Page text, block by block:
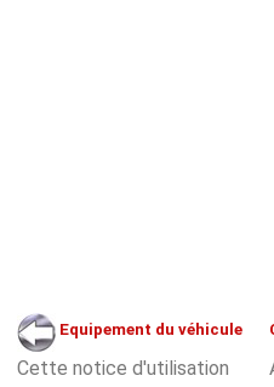
Equipement du véhicule
Cette notice d'utilisation